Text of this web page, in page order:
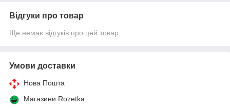
Відгуки про товар
Ще немає відгуків про цей товар
Умови доставки
Нова Пошта
Магазини Rozetka